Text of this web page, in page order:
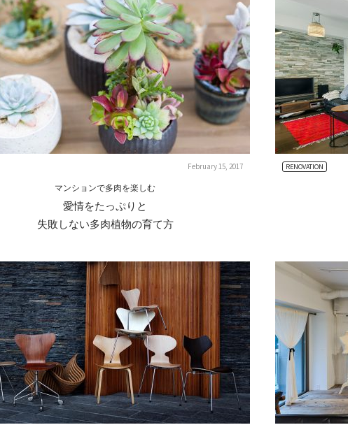
February 15, 2017
マンションで多肉を楽しむ
愛情をたっぷりと
失敗しない多肉植物の育て方
RENOVATION